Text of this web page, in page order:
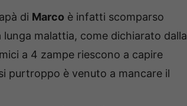
di Marco è infatti scomparso
lunga malattia, come dichiarato dalla
a 4 zampe riescono a capire
purtroppo è venuto a mancare il